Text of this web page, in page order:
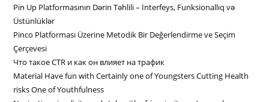
Pin Up Platformasının Dərin Təhlili – İnterfeys, Funksionallıq və
Üstünlüklər
Pinco Platforması Üzerine Metodik Bir Değerlendirme ve Seçim
Çerçevesi
Что такое CTR и как он влияет на трафик
Material Have fun with Certainly one of Youngsters Cutting Health
risks One of Youthfulness